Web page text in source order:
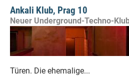
Ankali Klub, Prag 10
Neuer Underground-Techno-
Türen. Die ehemalige...